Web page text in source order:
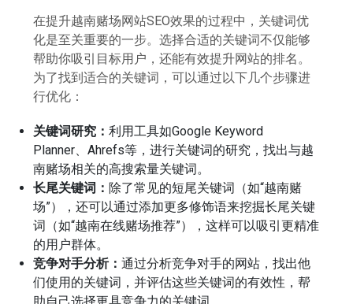
在提升越南赌场网站SEO效果的过程中，关键词优
化是至关重要的一步。选择合适的关键词不仅能够
帮助你吸引目标用户，还能有效提升网站的排名。
为了找到适合的关键词，可以通过以下几个步骤进
行优化：
关键词研究：利用工具如Google Keyword
Planner、Ahrefs等，进行关键词的研究，找出与越
南赌场相关的高搜索量关键词。
长尾关键词： 除了常见的短尾关键词（如“越南赌
场”），还可以通过添加更多修饰语来挖掘长尾关键
词（如“越南在线赌场推荐”），这样可以吸引更精准
的用户群体。
竞争对手分析：通过分析竞争对手的网站，找出他
们使用的关键词，并评估这些关键词的有效性，帮
助自己选择更具竞争力的关键词。